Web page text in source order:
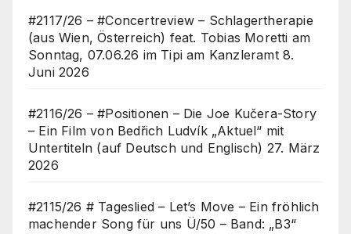
#2117/26 – #Concertreview – Schlagertherapie
(aus Wien, Österreich) feat. Tobias Moretti am
Sonntag, 07.06.26 im Tipi am Kanzleramt 8.
Juni 2026
#2116/26 – #Positionen – Die Joe Kučera-Story
– Ein Film von Bedřich Ludvík „Aktuel“ mit
Untertiteln (auf Deutsch und Englisch) 27. März
2026
#2115/26 # Tageslied – Let’s Move – Ein fröhlich
machender Song für uns Ü/50 – Band: „B3“